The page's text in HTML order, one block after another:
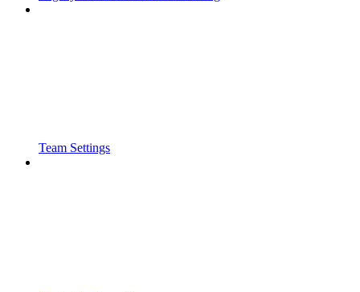
Team Settings